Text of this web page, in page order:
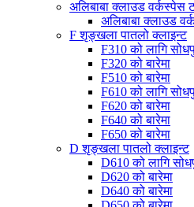
अलिबाबा क्लाउड वर्कस्पेस
अलिबाबा क्लाउड
F शृङ्खला पातलो क्लाइन्ट
F310 को लागि
F320 को बारेमा
F510 को बारेमा
F610 को लागि
F620 को बारेमा
F640 को बारेमा
F650 को बारेमा
D शृङ्खला पातलो क्लाइन्ट
D610 को लागि
D620 को बारेमा
D640 को बारेमा